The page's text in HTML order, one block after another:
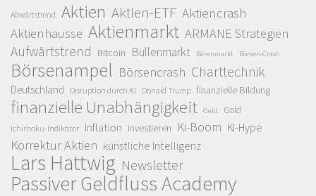
Abwärtstrend Aktien Aktien-ETF Aktiencrash
Aktienhausse Aktienmarkt ARMANE Strategien
Aufwärtstrend Bitcoin Bullenmarkt Bärenmarkt Börsen-Crash
Börsenampel Börsencrash Charttechnik
Deutschland Disruption durch KI Donald Trump finanzielle Bildung
finanzielle Unabhängigkeit Geld Gold
Ichimoku-Indikator Inflation investieren Ki-Boom KI-Hype
Korrektur Aktien künstliche Intelligenz
Lars Hattwig Newsletter
Passiver Geldfluss Academy